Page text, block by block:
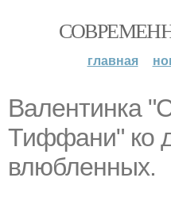
главная
Валентинка
Тиффани" ко
влюбленных.